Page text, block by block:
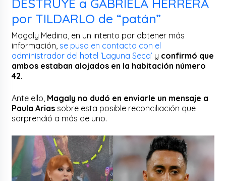
DESTRUYE a GABRIELA HERRERA
por TILDARLO de “patán”
Magaly Medina, en un intento por obtener más
información, se puso en contacto con el
administrador del hotel ‘Laguna Seca’ y confirmó que
ambos estaban alojados en la habitación número
42.
Ante ello, Magaly no dudó en enviarle un mensaje a
Paula Arias sobre esta posible reconciliación que
sorprendió a más de uno.